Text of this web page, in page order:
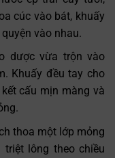
cúc vào bát, khuấy
vào nhau.
dược vừa trộn vào
Khuấy đều tay cho
cấu mịn màng và
thoa một lớp mỏng
lông theo chiều